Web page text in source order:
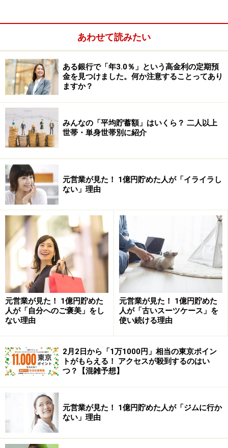
なくても管理できるようになる人もいます。
鉄は熱いうちに打って下さい
このプランは、1週間に1つずつ課題があります。4週間
で4つですが、時間がある人は1週間で4つの課題を実行
してもかまいません。ただし、どんなに忙しくても必ず
4週間で全ての課題を終わらせましょう。
なぜなら、人のモチベーションは長く続かないからで
資産も増えますが、「ちょっと忙しくて」という方はな
かなか増えません。成功するかしないかのボーダーが、
も1カ月以上何もしなかったら、やっぱり「ま、いっ
か」となってしまうのと同じですね。
あわせて読みたい
ある銀行で「年3.0％」という高金利の定期預
金を見つけました。何か注意することってあり
ますか？
みんなの「平均貯蓄額」はいくら？ 二人以上
世帯・単身世帯別に紹介
元営業が見た！ 1億円貯めた人が「イライラし
ない」理由
元営業が見た！ 1億円貯めた
人が「自分へのご褒美」をし
ない理由
元営業が見た！ 1億円貯めた
人が「古いスーツケース」を
使い続ける理由
2月2日から「1万1000円」相当の東京ポイン
トがもらえる！ アクセスが殺到するのはい
つ？【混雑予想】
元営業が見た！ 1億円貯めた人が「ジムに行か
ない」理由